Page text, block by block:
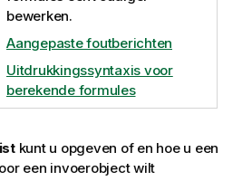
bewerken.
Aangepaste foutberichten
Uitdrukkingssyntaxis voor
berekende formules
kunt u opgeven of en hoe u een
een invoerobject wilt